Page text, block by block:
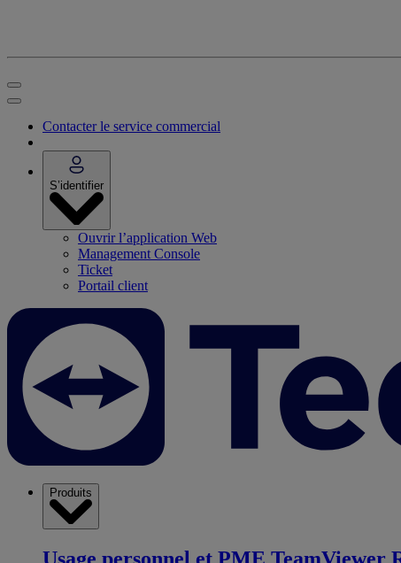
Contacter le service commercial
S’identifier
Ouvrir l’application Web
Management Console
Ticket
Portail client
Produits